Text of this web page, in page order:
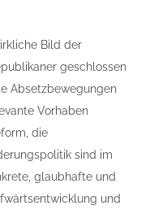
Bild der
geschlossen
Absetzbewegungen
Vorhaben
die
sind im
glaubhafte und
und